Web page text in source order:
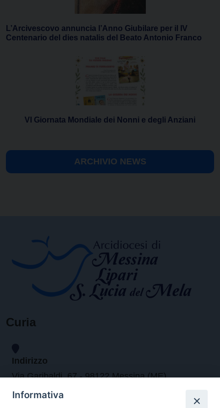
L’Arcivescovo annuncia l’Anno Giubilare per il IV
Centenario del dies natalis del Beato Antonio Franco
VI Giornata Mondiale dei Nonni e degli Anziani
ARCHIVIO NEWS
Curia
Indirizzo
Via Garibaldi, 67 - 98122 Messina (ME)
Informativa